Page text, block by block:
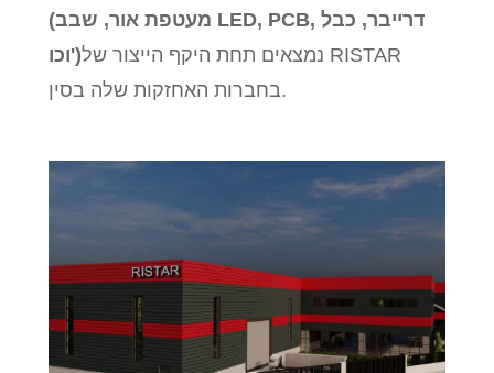
(מעטפת אור, שבב LED, PCB, דרייבר, כבל
וכו')נמצאים תחת היקף הייצור של RISTAR
בחברות האחזקות שלה בסין.